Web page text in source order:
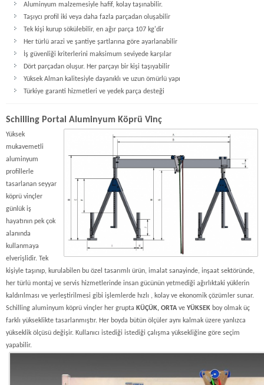
Aluminyum malzemesiyle hafif, kolay taşınabilir.
Taşıycı profil iki veya daha fazla parçadan oluşabilir
Tek kişi kurup sökülebilir, en ağır parça 107 kg'dir
Her türlü arazi ve şantiye şartlarına göre ayarlanabilir
İş güvenliği kriterlerini maksimum seviyede karşılar
Dört parçadan oluşur. Her parçayı bir kişi taşıyabilir
Yüksek Alman kalitesiyle dayanıklı ve uzun ömürlü yapı
Türkiye garanti hizmetleri ve yedek parça desteği
Schilling Portal Aluminyum Köprü Vinç
Yüksek
mukavemetli
aluminyum
profillerle
tasarlanan seyyar
köprü vinçler
günlük iş
hayatının pek çok
alanında
kullanmaya
elverişlidir. Tek
kişiyle taşınıp, kurulabilen bu özel tasarımlı ürün, imalat sanayinde, inşaat sektöründe,
her türlü montaj ve servis hizmetlerinde insan gücünün yetmediği ağırlıktaki yüklerin
kaldırılması ve yerleştirilmesi gibi işlemlerde hızlı , kolay ve ekonomik çözümler sunar.
Schilling aluminyum köprü vinçler her grupta KÜÇÜK, ORTA ve YÜKSEK boy olmak üç
farklı yükseklikte tasarlanmıştır. Her boyda bütün ölçüler aynı kalmak üzere yanlızca
yükseklik ölçüsü değişir. Kullanıcı istediği istediği çalışma yüksekliğine göre seçim
yapabilir.